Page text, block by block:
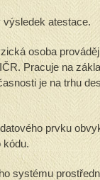
atestace.
osoba
Pracuje na
je na trhu
prvku
kódu.
systému